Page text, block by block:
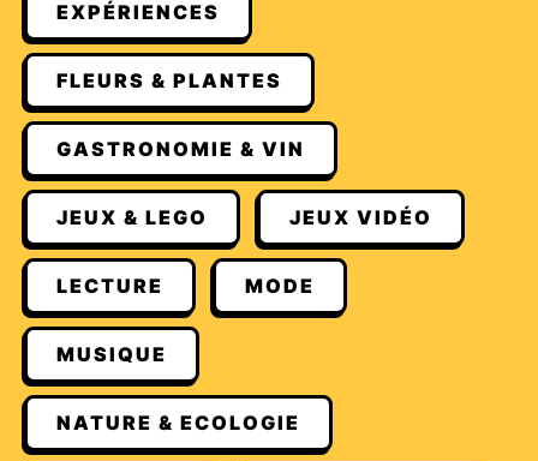
EXPÉRIENCES
FLEURS & PLANTES
GASTRONOMIE & VIN
JEUX & LEGO JEUX VIDÉO
LECTURE MODE
MUSIQUE
NATURE & ECOLOGIE